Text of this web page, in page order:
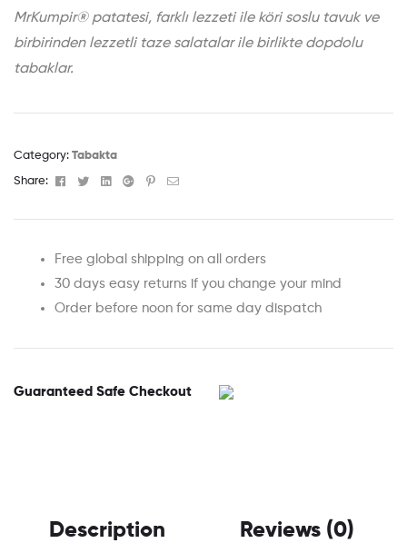
MrKumpir® patatesi, farklı lezzeti ile köri soslu tavuk ve
birbirinden lezzetli taze salatalar ile birlikte dopdolu
tabaklar.
Category: Tabakta
Share: Facebook
TwitterLinkedinGoogle+Pinterest
Email
Free global shipping on all orders
30 days easy returns if you change your mind
Order before noon for same day dispatch
Guaranteed Safe Checkout
Description Reviews (0)